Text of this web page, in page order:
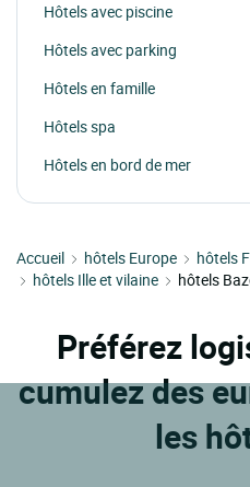
Hôtels avec piscine
Hôtels avec parking
Hôtels en famille
Hôtels spa
Hôtels en bord de mer
Accueil hôtels Europe hôtels
hôtels Ille et vilaine
hôtels
Préférez
cumulez des
les